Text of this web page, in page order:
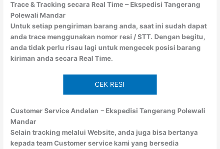
Trace & Tracking secara Real Time – Ekspedisi Tangerang
Polewali Mandar
Untuk setiap pengiriman barang anda, saat ini sudah dapat
anda trace menggunakan nomor resi / STT. Dengan begitu,
anda tidak perlu risau lagi untuk mengecek posisi barang
kiriman anda secara Real Time.
CEK RESI
Customer Service Andalan – Ekspedisi Tangerang Polewali
Mandar
Selain tracking melalui Website, anda juga bisa bertanya
kepada team Customer service kami yang bersedia